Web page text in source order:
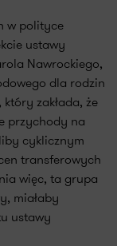
w polityce
ustawy
Nawrockiego,
dla rodzin
zakłada, że
przychody na
cyklicznym
transferowych
więc, ta grupa
miałaby
ustawy